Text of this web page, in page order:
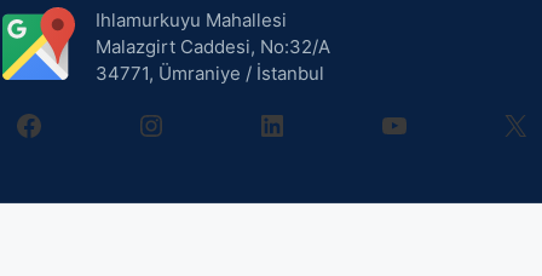
Ihlamurkuyu Mahallesi
Malazgirt Caddesi, No:32/A
34771, Ümraniye / İstanbul
facebookinstagramlinkedin youtube X